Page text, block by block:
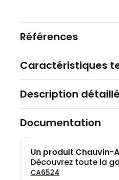
Références
Caractéristiques
Description
Documentation
Un produit Chauvin-
Découvrez toute la
CA6524